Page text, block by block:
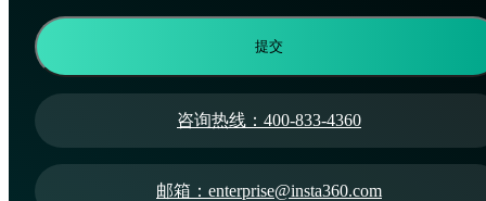
尺寸（宽*高*深）
净重
工作温度
提交
邮箱：enterprise@insta360.com